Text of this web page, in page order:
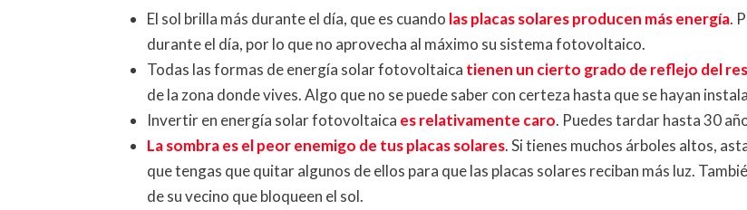
El sol brilla más durante el día, que es cuando las placas solares producen más energía.
durante el día, por lo que no aprovecha al máximo su sistema fotovoltaico.
Todas las formas de energía solar fotovoltaica tienen un cierto grado de reflejo del
de la zona donde vives. Algo que no se puede saber con certeza hasta que se hayan
Invertir en energía solar fotovoltaica es relativamente caro. Puedes tardar hasta 30
La sombra es el peor enemigo de tus placas solares. Si tienes muchos árboles altos,
que tengas que quitar algunos de ellos para que las placas solares reciban más luz.
de su vecino que bloqueen el sol.